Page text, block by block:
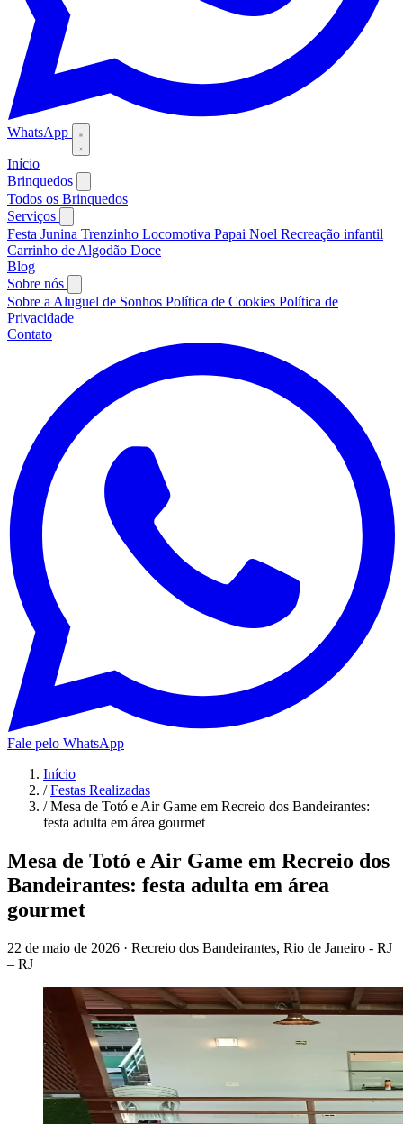
WhatsApp
Início
Brinquedos
Todos os Brinquedos
Serviços
Festa Junina Trenzinho Locomotiva Papai Noel Recreação infantil
Carrinho de Algodão Doce
Blog
Sobre nós
Sobre a Aluguel de Sonhos Política de Cookies Política de
Privacidade
Contato
Fale pelo WhatsApp
Início
/ Festas Realizadas
/ Mesa de Totó e Air Game em Recreio dos Bandeirantes:
festa adulta em área gourmet
Mesa de Totó e Air Game em Recreio dos
Bandeirantes: festa adulta em área
gourmet
22 de maio de 2026 · Recreio dos Bandeirantes, Rio de Janeiro - RJ
– RJ